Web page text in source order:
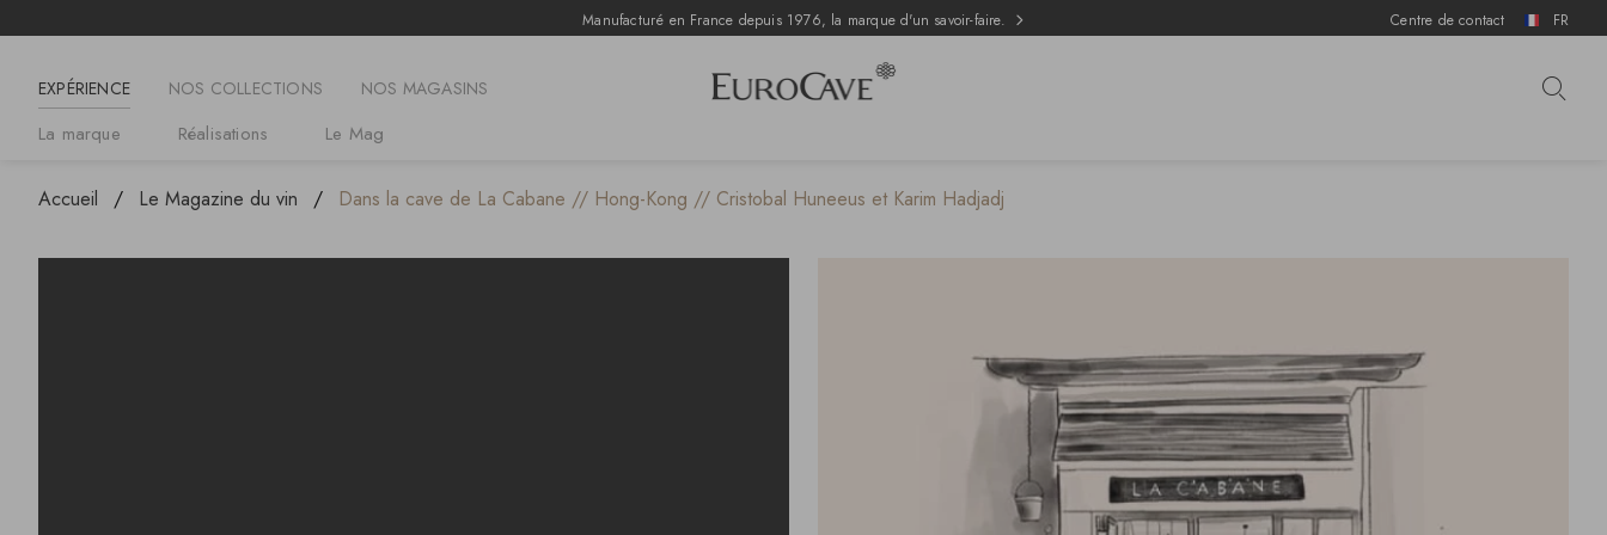
Manufacturé en France depuis 1976, la marque d'un savoir-faire. Centre de contact FR
EXPÉRIENCE
La marque Réalisations Le Mag
NOS COLLECTIONS NOS MAGASINS
Accueil Le Magazine du vin Dans la cave de La Cabane // Hong-Kong // Cristobal Huneeus et Karim Hadjadj